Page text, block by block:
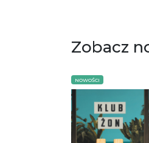
Zobacz
NOWOŚCI